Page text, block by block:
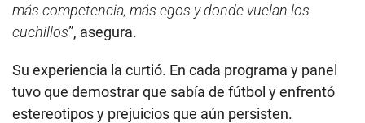
más competencia, más egos y donde vuelan los
cuchillos”, asegura.
Su experiencia la curtió. En cada programa y panel
tuvo que demostrar que sabía de fútbol y enfrentó
estereotipos y prejuicios que aún persisten.